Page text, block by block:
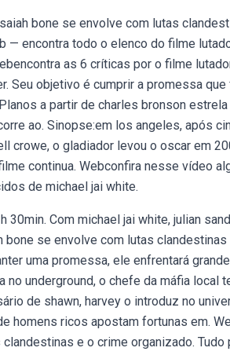
bone se envolve com lutas
— encontra todo o elenco do filme
as 6 críticas por o filme
Seu objetivo é cumprir a promessa
a partir de charles bronson
ao. Sinopse:em los angeles, após
crowe, o gladiador levou o oscar em
continua. Webconfira nesse vídeo
de michael jai white.
Com michael jai white, julian
se envolve com lutas
uma promessa, ele enfrentará
underground, o chefe da máfia local
de shawn, harvey o introduz no
homens ricos apostam fortunas em.
e o crime organizado.